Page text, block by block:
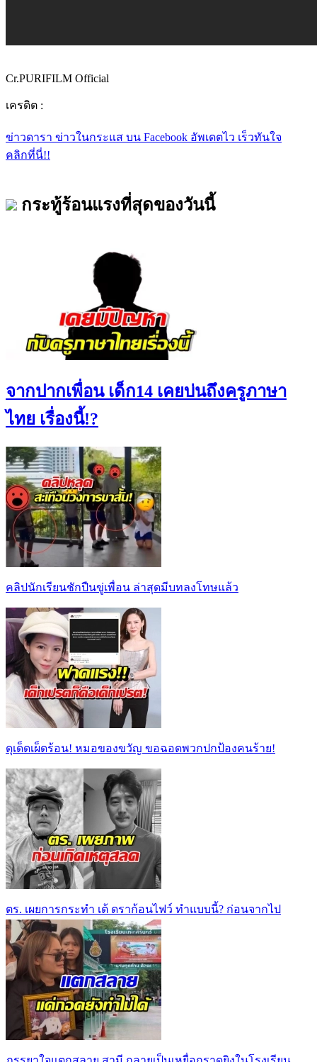
Cr.PURIFILM Official
เครดิต :
ข่าวดารา ข่าวในกระแส บน Facebook อัพเดตไว เร็วทันใจ
คลิกที่นี่!!
กระทู้ร้อนแรงที่สุดของวันนี้
จากปากเพื่อน เด็ก14 เคยบ่นถึงครูภาษา
ไทย เรื่องนี้!?
คลิปนักเรียนชักปืนขู่เพื่อน ล่าสุดมีบทลงโทษแล้ว
ดุเด็ดเผ็ดร้อน! หมอของขวัญ ขอฉอดพวกปกป้องคนร้าย!
ตร. เผยการกระทำ เต้ ดราก้อนไฟว์ ทำแบบนี้? ก่อนจากไป